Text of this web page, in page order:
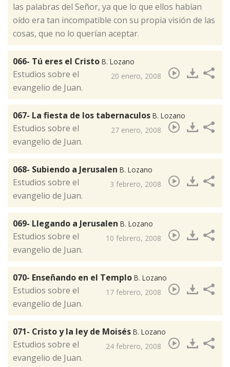
las palabras del Señor, ya que lo que ellos habían
oído era tan incompatible con su propia visión de las
cosas, que no lo querían aceptar.
066- Tú eres el Cristo B. Lozano
20 enero, 2008
​Estudios sobre el
evangelio de Juan.
067- La fiesta de los tabernaculos B. Lozano
27 enero, 2008
Estudios sobre el
evangelio de Juan.
068- Subiendo a Jerusalen B. Lozano
3 febrero, 2008
​Estudios sobre el
evangelio de Juan.
069- Llegando a Jerusalen B. Lozano
10 febrero, 2008
​Estudios sobre el
evangelio de Juan.
070- Enseñando en el Templo B. Lozano
17 febrero, 2008
​Estudios sobre el
evangelio de Juan.
071- Cristo y la ley de Moisés B. Lozano
24 febrero, 2008
​Estudios sobre el
evangelio de Juan.